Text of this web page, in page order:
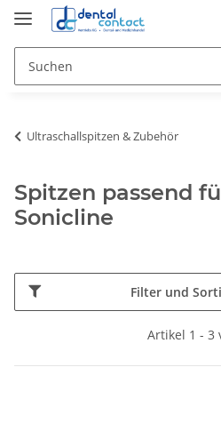
Ultraschallspitzen & Zubehör
Spitzen passend
Sonicline
Filter und
Artikel 1 - 3